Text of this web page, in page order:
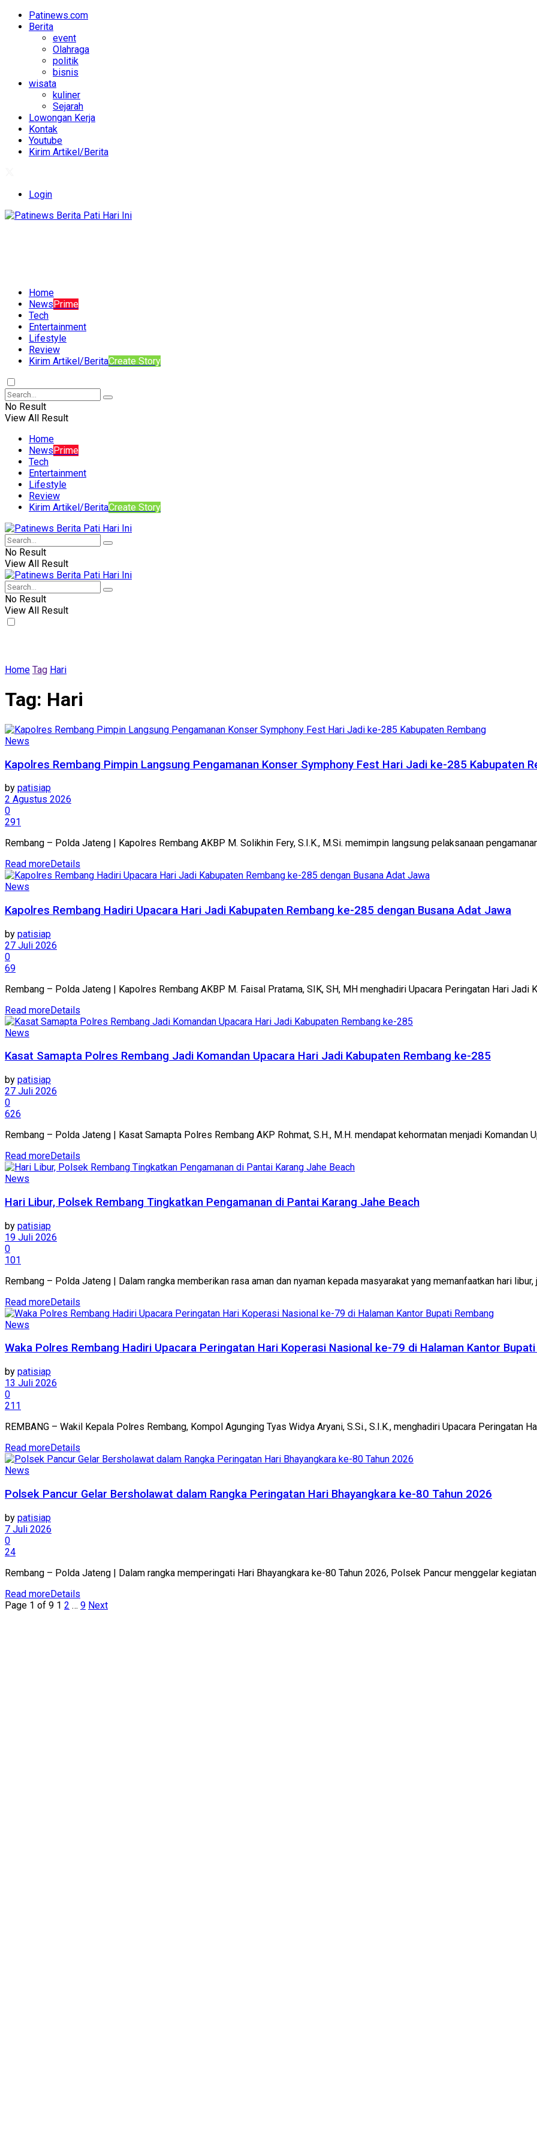
Patinews.com
Berita
event
Olahraga
politik
bisnis
wisata
kuliner
Sejarah
Lowongan Kerja
Kontak
Youtube
Kirim Artikel/Berita
Login
Home
NewsPrime
Tech
Entertainment
Lifestyle
Review
Kirim Artikel/BeritaCreate Story
No Result
View All Result
Home
NewsPrime
Tech
Entertainment
Lifestyle
Review
Kirim Artikel/BeritaCreate Story
No Result
View All Result
No Result
View All Result
Home Tag Hari
Tag: Hari
News
Kapolres Rembang Pimpin Langsung Pengamanan Konser Symphony Fest Hari Jadi ke-285 Kabupaten
by patisiap
2 Agustus 2026
0
291
Rembang – Polda Jateng | Kapolres Rembang AKBP M. Solikhin Fery, S.I.K., M.Si. memimpin langsung pelaksanaan
Read moreDetails
News
Kapolres Rembang Hadiri Upacara Hari Jadi Kabupaten Rembang ke-285 dengan Busana Adat Jawa
by patisiap
27 Juli 2026
0
69
Rembang – Polda Jateng | Kapolres Rembang AKBP M. Faisal Pratama, SIK, SH, MH menghadiri Upacara Peringatan Hari Jadi
Read moreDetails
News
Kasat Samapta Polres Rembang Jadi Komandan Upacara Hari Jadi Kabupaten Rembang ke-285
by patisiap
27 Juli 2026
0
626
Rembang – Polda Jateng | Kasat Samapta Polres Rembang AKP Rohmat, S.H., M.H. mendapat kehormatan menjadi Komandan
Read moreDetails
News
Hari Libur, Polsek Rembang Tingkatkan Pengamanan di Pantai Karang Jahe Beach
by patisiap
19 Juli 2026
0
101
Rembang – Polda Jateng | Dalam rangka memberikan rasa aman dan nyaman kepada masyarakat yang memanfaatkan hari libur,
Read moreDetails
News
Waka Polres Rembang Hadiri Upacara Peringatan Hari Koperasi Nasional ke-79 di Halaman Kantor
by patisiap
13 Juli 2026
0
211
REMBANG – Wakil Kepala Polres Rembang, Kompol Agunging Tyas Widya Aryani, S.Si., S.I.K., menghadiri Upacara Peringatan
Read moreDetails
News
Polsek Pancur Gelar Bersholawat dalam Rangka Peringatan Hari Bhayangkara ke-80 Tahun 2026
by patisiap
7 Juli 2026
0
24
Rembang – Polda Jateng | Dalam rangka memperingati Hari Bhayangkara ke-80 Tahun 2026, Polsek Pancur menggelar
Read moreDetails
Page 1 of 9 1 2 … 9 Next